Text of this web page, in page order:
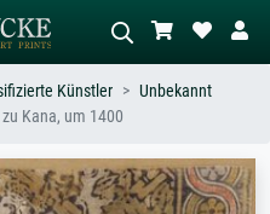
Beschreiben Sie die Szene – z.B. Grüne
Wiese, Abstrakt mit viel Rot, Dunkles
Künstler
Unbekannt
Kana, um 1400